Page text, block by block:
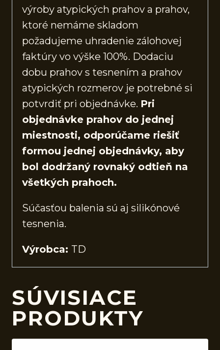
výroby atypických prahov a prahov,
ktoré nemáme skladom
požadujeme uhradenie zálohovej
faktúry vo výške 100%. Dodaciu
dobu prahov s tesnením a prahov
atypických rozmerov je potrebné si
potvrdiť pri objednávke. Pri
objednávke prahov do jednej
miestnosti, odporúčame riešiť
formou jednej objednávky, aby
bol dodržaný rovnaký odtieň na
všetkých prahoch.
Súčasťou balenia sú aj silikónové
tesnenia.
Výrobca: TD
SÚVISIACE
PRODUKTY